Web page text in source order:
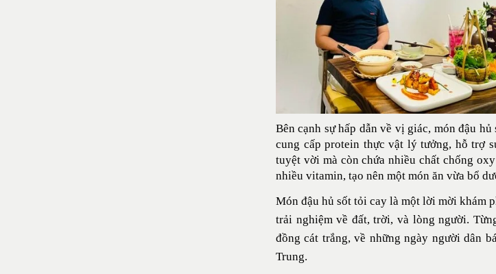
Bên cạnh sự hấp dẫn về vị giác, món đậu
cung cấp protein thực vật lý tưởng, hỗ trợ
tuyệt vời mà còn chứa nhiều chất chống
nhiều vitamin, tạo nên một món ăn vừa bổ
Món đậu hủ sốt tỏi cay là một lời mời khám
trải nghiệm về đất, trời, và lòng người.
đồng cát trắng, về những ngày người dân
Trung.